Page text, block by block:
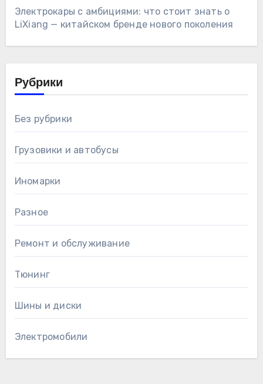
Электрокары с амбициями: что стоит знать о
LiXiang — китайском бренде нового поколения
Рубрики
Без рубрики
Грузовики и автобусы
Иномарки
Разное
Ремонт и обслуживание
Тюнинг
Шины и диски
Электромобили